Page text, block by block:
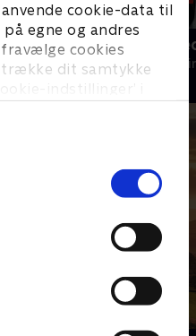
cookie-data til
egne og andres
cookies
trække dit samtykke
indstillinger’ i
Krimi &